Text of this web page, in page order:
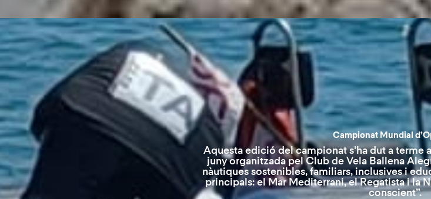
Campionat Mundial
Aquesta edició del campionat s’ha dut a terme
juny organitzada pel Club de Vela Ballena
nàutiques sostenibles, familiars, inclusives i
principals: el Mar Mediterrani, el Regatista i la
conscient”.